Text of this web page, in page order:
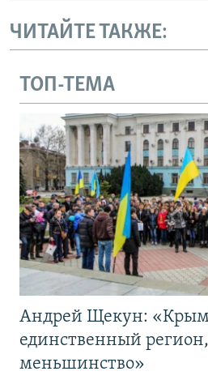
ЧИТАЙТЕ ТАКЖЕ:
ТОП-ТЕМА
Андрей Щекун:
единственный
меньшинство»